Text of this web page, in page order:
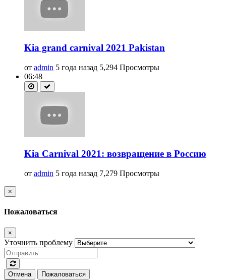
Kia grand carnival 2021 Pakistan
от admin 5 года назад 5,294 Просмотры
06:48
Kia Carnival 2021: возвращение в Россию
от admin 5 года назад 7,279 Просмотры
×
Пожаловаться
×
Уточнить проблему
Отмена
Пожаловаться